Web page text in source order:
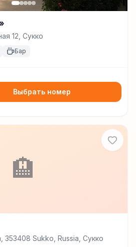
12, Сукко
Бар
Выбрать номер
🏨
353408 Sukko, Russia, Сукко